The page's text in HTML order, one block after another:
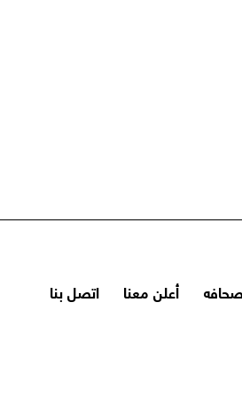
أعلن معنا اتصل بنا